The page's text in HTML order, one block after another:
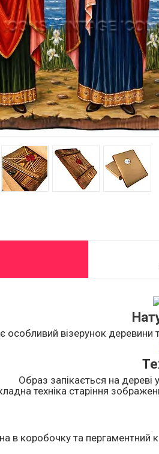
особливий візерунок деревини
Образ запікається на дереві
техніка старіння
в коробочку та пергаментний